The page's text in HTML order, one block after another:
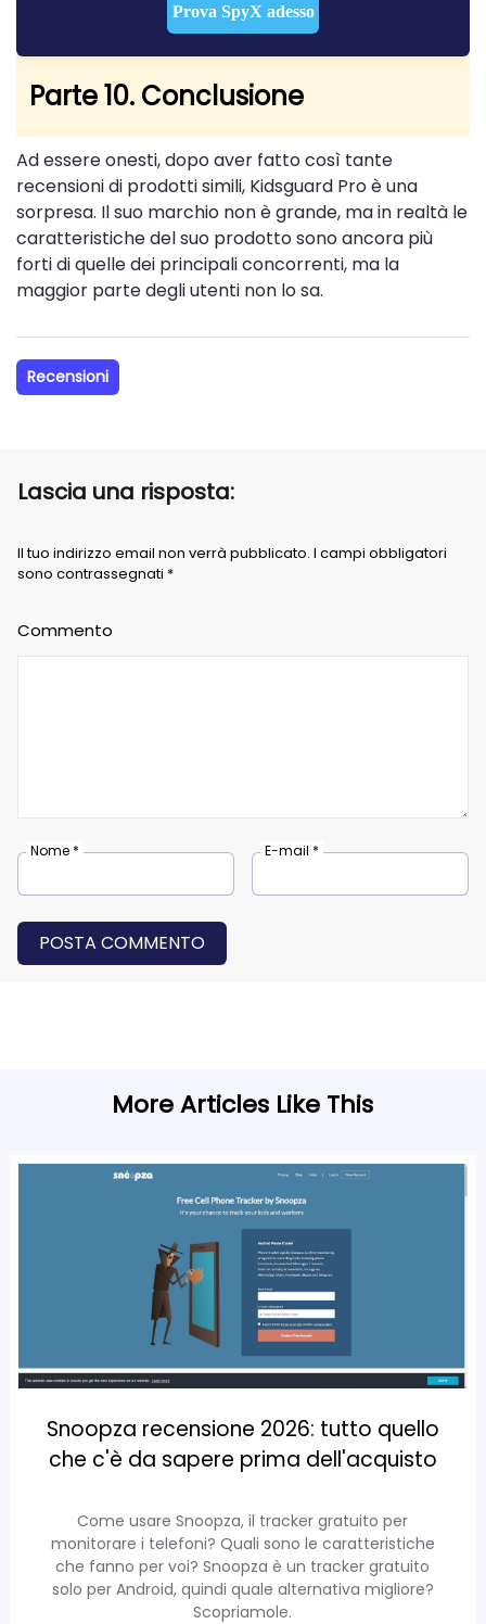
Prova SpyX adesso
Parte 10. Conclusione
Ad essere onesti, dopo aver fatto così tante
recensioni di prodotti simili, Kidsguard Pro è una
sorpresa. Il suo marchio non è grande, ma in realtà le
caratteristiche del suo prodotto sono ancora più
forti di quelle dei principali concorrenti, ma la
maggior parte degli utenti non lo sa.
Recensioni
Lascia una risposta:
Il tuo indirizzo email non verrà pubblicato. I campi obbligatori
sono contrassegnati *
Commento
Nome * E-mail *
POSTA COMMENTO
More Articles Like This
Snoopza recensione 2026: tutto quello
che c'è da sapere prima dell'acquisto
Come usare Snoopza, il tracker gratuito per
monitorare i telefoni? Quali sono le caratteristiche
che fanno per voi? Snoopza è un tracker gratuito
solo per Android, quindi quale alternativa migliore?
Scopriamole.